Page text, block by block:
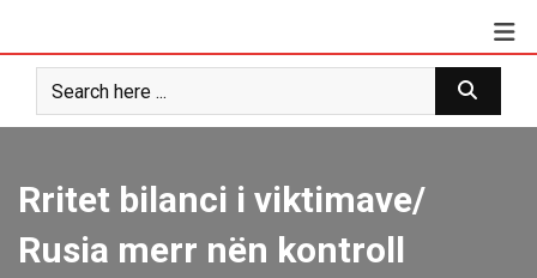
content
Rritet bilanci i viktimave/
Rusia merr nën kontroll